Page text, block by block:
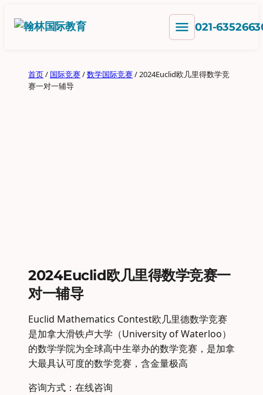
menu 021-
首页/ 国际竞赛/数学国际竞赛/ 2024Euclid欧几里得数学竞
赛一对一辅导
2024Euclid欧几里得数学竞赛一
对一辅导
Euclid Mathematics Contest欧几里德数学竞赛
是加拿大滑铁卢大学（University of Waterloo）
的数学学院为全球高中生举办的数学竞赛，是加拿
大最具认可度的数学竞赛，含金量极高
咨询方式：在线咨询